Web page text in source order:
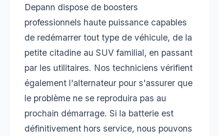
Depann dispose de boosters
professionnels haute puissance capables
de redémarrer tout type de véhicule, de la
petite citadine au SUV familial, en passant
par les utilitaires. Nos techniciens vérifient
également l'alternateur pour s'assurer que
le problème ne se reproduira pas au
prochain démarrage. Si la batterie est
définitivement hors service, nous pouvons